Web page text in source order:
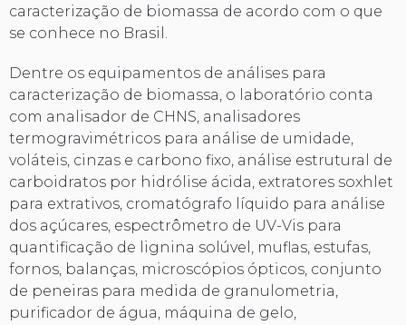
caracterização de biomassa de acordo com o que
se conhece no Brasil.
Dentre os equipamentos de análises para
caracterização de biomassa, o laboratório conta
com analisador de CHNS, analisadores
termogravimétricos para análise de umidade,
voláteis, cinzas e carbono fixo, análise estrutural de
carboidratos por hidrólise ácida, extratores soxhlet
para extrativos, cromatógrafo líquido para análise
dos açúcares, espectrômetro de UV-Vis para
quantificação de lignina solúvel, muflas, estufas,
fornos, balanças, microscópios ópticos, conjunto
de peneiras para medida de granulometria,
purificador de água, máquina de gelo,